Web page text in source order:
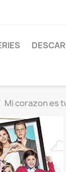
Mi corazon es